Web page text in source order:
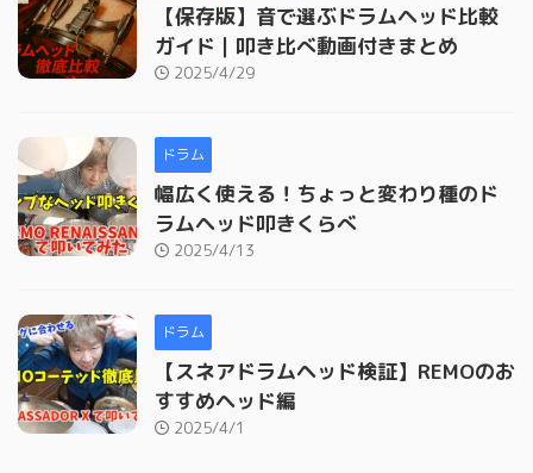
【保存版】音で選ぶドラムヘッド比較
ガイド｜叩き比べ動画付きまとめ
2025/4/29
ドラム
幅広く使える！ちょっと変わり種のド
ラムヘッド叩きくらべ
2025/4/13
ドラム
【スネアドラムヘッド検証】REMOのお
すすめヘッド編
2025/4/1